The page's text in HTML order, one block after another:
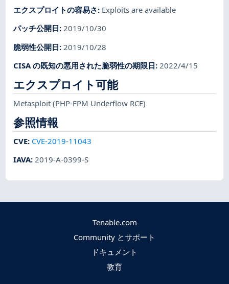
エクスプロイトの容易さ: Exploits are available
パッチ公開日:2019/10/30
脆弱性公開日: 2019/10/28
CISA の既知の悪用された脆弱性の期限日: 2022/4/15
エクスプロイト可能
Metasploit(PHP-FPM Underflow RCE)
参照情報
CVE: CVE-2019-11043
IAVA: 2019-A-0399-S
Tenable.com
Community とサポート
ドキュメント
教育